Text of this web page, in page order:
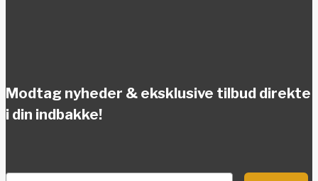
Modtag nyheder & eksklusive tilbud direkte
i din indbakke!